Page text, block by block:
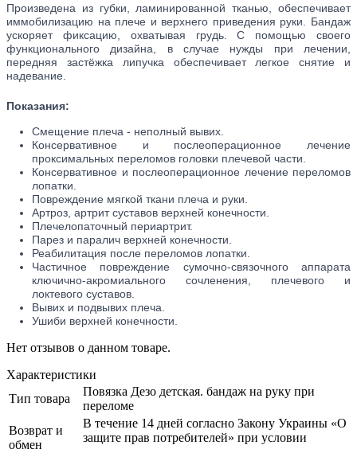
Произведена из губки, ламинированной тканью, обеспечивает
иммобилизацию на плече и верхнего приведения руки. Бандаж
ускоряет фиксацию, охватывая грудь. С помощью своего
функционального дизайна, в случае нужды при лечении,
передняя застёжка липучка обеспечивает легкое снятие и
надевание.
Показания:
Смещение плеча - неполный вывих.
Консервативное и послеоперационное лечение
проксимальных переломов головки плечевой части.
Консервативное и послеоперационное лечение переломов
лопатки.
Повреждение мягкой ткани плеча и руки.
Артроз, артрит суставов верхней конечности.
Плечелопаточный периартрит.
Парез и паралич верхней конечности.
Реабилитация после переломов лопатки.
Частичное повреждение сумочно-связочного аппарата
ключично-акромиального сочленения, плечевого и
локтевого суставов.
Вывих и подвывих плеча.
Ушиби верхней конечности.
Нет отзывов о данном товаре.
Характеристики
Тип товара
Повязка Дезо детская. бандаж на руку при
переломе
Возврат и
обмен
В течение 14 дней согласно Закону Украины «О
защите прав потребителей» при условии